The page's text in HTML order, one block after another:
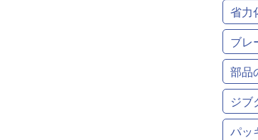
省力
ブレ
部品
ジブ
パッ